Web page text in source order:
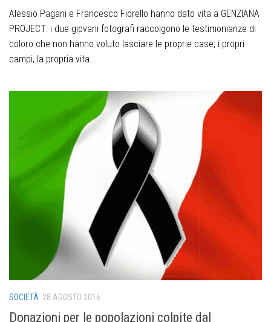
Alessio Pagani e Francesco Fiorello hanno dato vita a GENZIANA
PROJECT: i due giovani fotografi raccolgono le testimonianze di
coloro che non hanno voluto lasciare le proprie case, i propri
campi, la propria vita...
SOCIETÀ 28 AGOSTO 2016
Donazioni per le popolazioni colpite dal